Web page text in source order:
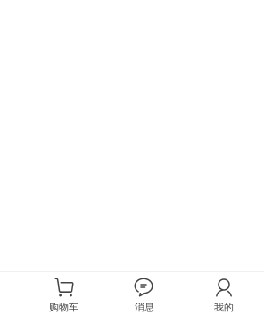
购物车 消息 我的